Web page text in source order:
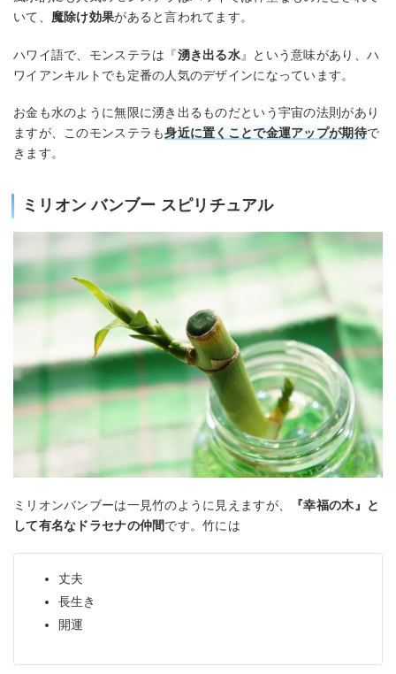
いて、 魔除け効果があると言われてます。
ハワイ語で、モンステラは『湧き出る水』という意味があり、ハ
ワイアンキルトでも定番の人気のデザインになっています。
お金も水のように無限に湧き出るものだという宇宙の法則があり
ますが、このモンステラも身近に置くことで金運アップが期待で
きます。
ミリオン バンブー スピリチュアル
ミリオンバンブーは一見竹のように見えますが、
『幸福の木』と
して有名なドラセナの仲間です。竹には
丈夫
長生き
開運